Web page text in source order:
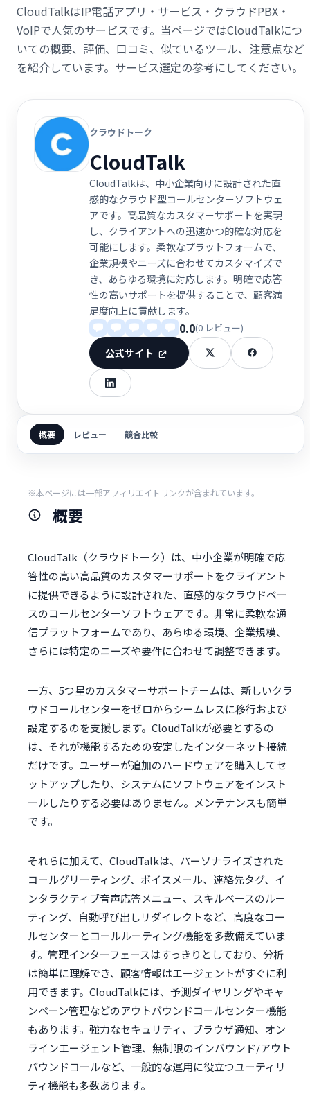
CloudTalkはIP電話アプリ・サービス・クラウドPBX・
VoIPで人気のサービスです。当ページではCloudTalkにつ
いての概要、評価、口コミ、似ているツール、注意点など
を紹介しています。サービス選定の参考にしてください。
クラウドトーク
CloudTalk
CloudTalkは、中小企業向けに設計された直
感的なクラウド型コールセンターソフトウェ
アです。高品質なカスタマーサポートを実現
し、クライアントへの迅速かつ的確な対応を
可能にします。柔軟なプラットフォームで、
企業規模やニーズに合わせてカスタマイズで
き、あらゆる環境に対応します。明確で応答
性の高いサポートを提供することで、顧客満
足度向上に貢献します。
0.0(0 レビュー)
公式サイト
概要 レビュー 競合比較
※本ページには一部アフィリエイトリンクが含まれています。
概要
CloudTalk（クラウドトーク）は、中小企業が明確で応
答性の高い高品質のカスタマーサポートをクライアント
に提供できるように設計された、直感的なクラウドベー
スのコールセンターソフトウェアです。非常に柔軟な通
信プラットフォームであり、あらゆる環境、企業規模、
さらには特定のニーズや要件に合わせて調整できます。
一方、5つ星のカスタマーサポートチームは、新しいクラ
ウドコールセンターをゼロからシームレスに移行および
設定するのを支援します。CloudTalkが必要とするの
は、それが機能するための安定したインターネット接続
だけです。ユーザーが追加のハードウェアを購入してセ
ットアップしたり、システムにソフトウェアをインスト
ールしたりする必要はありません。メンテナンスも簡単
です。
それらに加えて、CloudTalkは、パーソナライズされた
コールグリーティング、ボイスメール、連絡先タグ、イ
ンタラクティブ音声応答メニュー、スキルベースのルー
ティング、自動呼び出しリダイレクトなど、高度なコー
ルセンターとコールルーティング機能を多数備えていま
す。管理インターフェースはすっきりとしており、分析
は簡単に理解でき、顧客情報はエージェントがすぐに利
用できます。CloudTalkには、予測ダイヤリングやキャ
ンペーン管理などのアウトバウンドコールセンター機能
もあります。強力なセキュリティ、ブラウザ通知、オン
ラインエージェント管理、無制限のインバウンド/アウト
バウンドコールなど、一般的な運用に役立つユーティリ
ティ機能も多数あります。